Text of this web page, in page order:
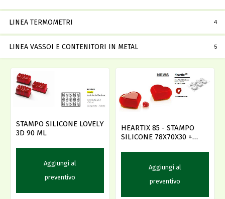
LINEA TERMOMETRI 4
LINEA VASSOI E CONTENITORI IN METAL 5
STAMPO SILICONE LOVELY
3D 90 ML
Aggiungi al
preventivo
HEARTIX 85 - STAMPO
SILICONE 78X70X30 +
Aggiungi al
preventivo